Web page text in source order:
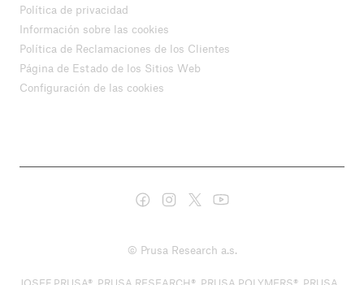
Política de privacidad
Información sobre las cookies
Política de Reclamaciones de los Clientes
Página de Estado de los Sitios Web
Configuración de las cookies
© Prusa Research a.s.